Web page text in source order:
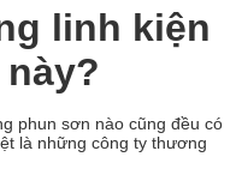
linh kiện
phun sơn nào cũng đều có
là những công ty thương